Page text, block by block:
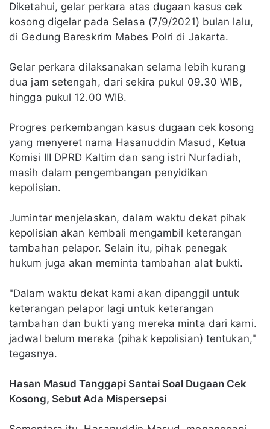
Diketahui, gelar perkara atas dugaan kasus cek
kosong digelar pada Selasa (7/9/2021) bulan lalu,
di Gedung Bareskrim Mabes Polri di Jakarta.
Gelar perkara dilaksanakan selama lebih kurang
dua jam setengah, dari sekira pukul 09.30 WIB,
hingga pukul 12.00 WIB.
Progres perkembangan kasus dugaan cek kosong
yang menyeret nama Hasanuddin Masud, Ketua
Komisi III DPRD Kaltim dan sang istri Nurfadiah,
masih dalam pengembangan penyidikan
kepolisian.
Jumintar menjelaskan, dalam waktu dekat pihak
kepolisian akan kembali mengambil keterangan
tambahan pelapor. Selain itu, pihak penegak
hukum juga akan meminta tambahan alat bukti.
"Dalam waktu dekat kami akan dipanggil untuk
keterangan pelapor lagi untuk keterangan
tambahan dan bukti yang mereka minta dari kami.
jadwal belum mereka (pihak kepolisian) tentukan,"
tegasnya.
Hasan Masud Tanggapi Santai Soal Dugaan Cek
Kosong, Sebut Ada Mispersepsi